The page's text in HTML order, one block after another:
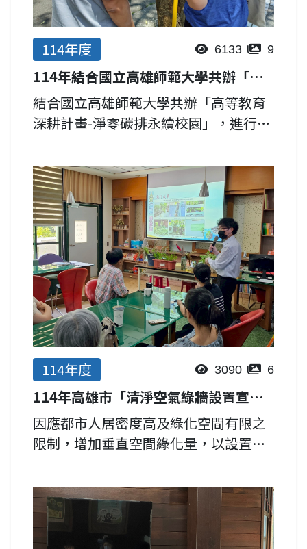
114年度 6133 9
114年結合國立高雄師範大學共辦「高等教育深耕計畫-淨零碳排永續校園」
結合國立高雄師範大學共辦「高等教育
深耕計畫-淨零碳排永續校園」，進行校
樹木碳匯工作坊，進行碳匯量測。於
114年5月14日於高師大燕巢校區、5月
21日於和平校區，針對高...
114年度 3090 6
114年高雄市「清淨空氣綠牆設置宣導會」
因應都市人居密度高及綠化空間有限之
限制，增加垂直空間綠化量，以設置植
效益，改善室內外空氣品質，具隔熱效
果，降低建築物內部能源使用，減少碳
排，達氣候調適之目的。 邀請...